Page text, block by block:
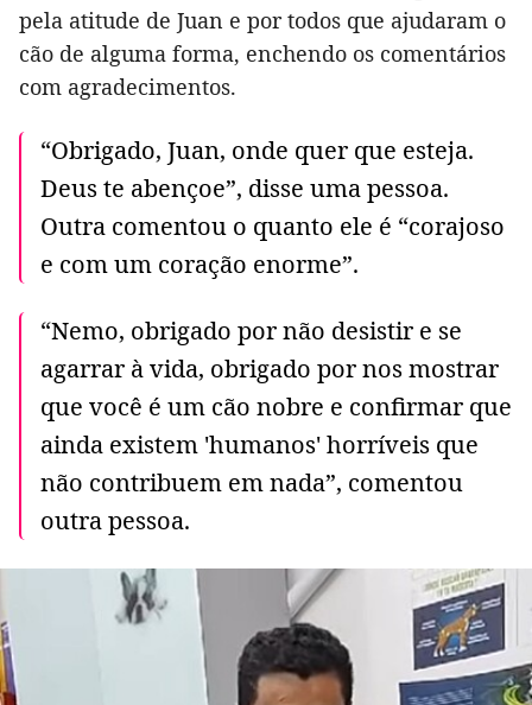
pela atitude de Juan e por todos que ajudaram o
cão de alguma forma, enchendo os comentários
com agradecimentos.
“Obrigado, Juan, onde quer que esteja.
Deus te abençoe”, disse uma pessoa.
Outra comentou o quanto ele é “corajoso
e com um coração enorme”.
“Nemo, obrigado por não desistir e se
agarrar à vida, obrigado por nos mostrar
que você é um cão nobre e confirmar que
ainda existem 'humanos' horríveis que
não contribuem em nada”, comentou
outra pessoa.